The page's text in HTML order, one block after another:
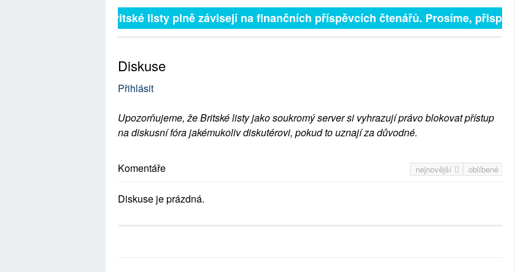
Britské listy plně závisejí na finančních příspěvcích čtenářů. Prosíme, přispějte. ➥
Diskuse
Přihlásit
Upozorňujeme, že Britské listy jako soukromý server si vyhrazují právo blokovat přístup
na diskusní fóra jakémukoliv diskutérovi, pokud to uznají za důvodné.
nejnovější oblíbené
Komentáře
Diskuse je prázdná.